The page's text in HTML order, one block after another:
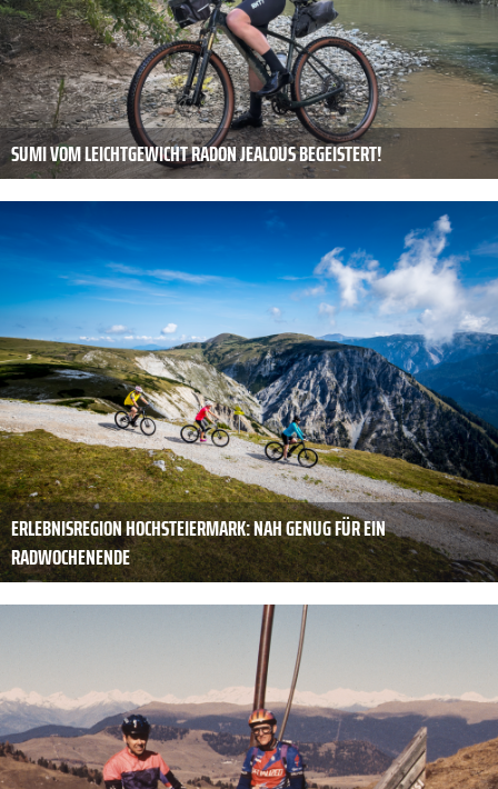
SUMI VOM LEICHTGEWICHT RADON JEALOUS BEGEISTERT!
ERLEBNISREGION HOCHSTEIERMARK: NAH GENUG FÜR EIN
RADWOCHENENDE